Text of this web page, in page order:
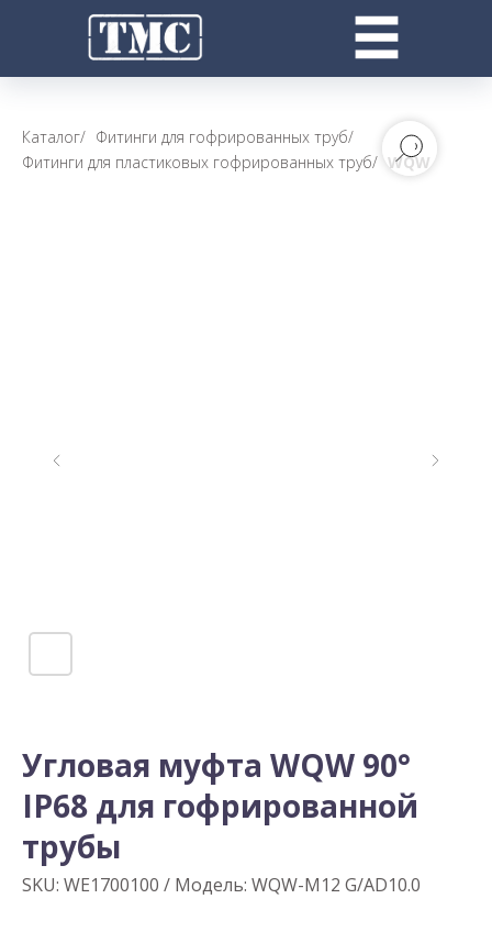
Каталог/ Фитинги для гофрированных труб/
Фитинги для пластиковых гофрированных труб/ WQW
Угловая муфта WQW 90°
IP68 для гофрированной
трубы
SKU: WE1700100 / Модель: WQW-M12 G/AD10.0